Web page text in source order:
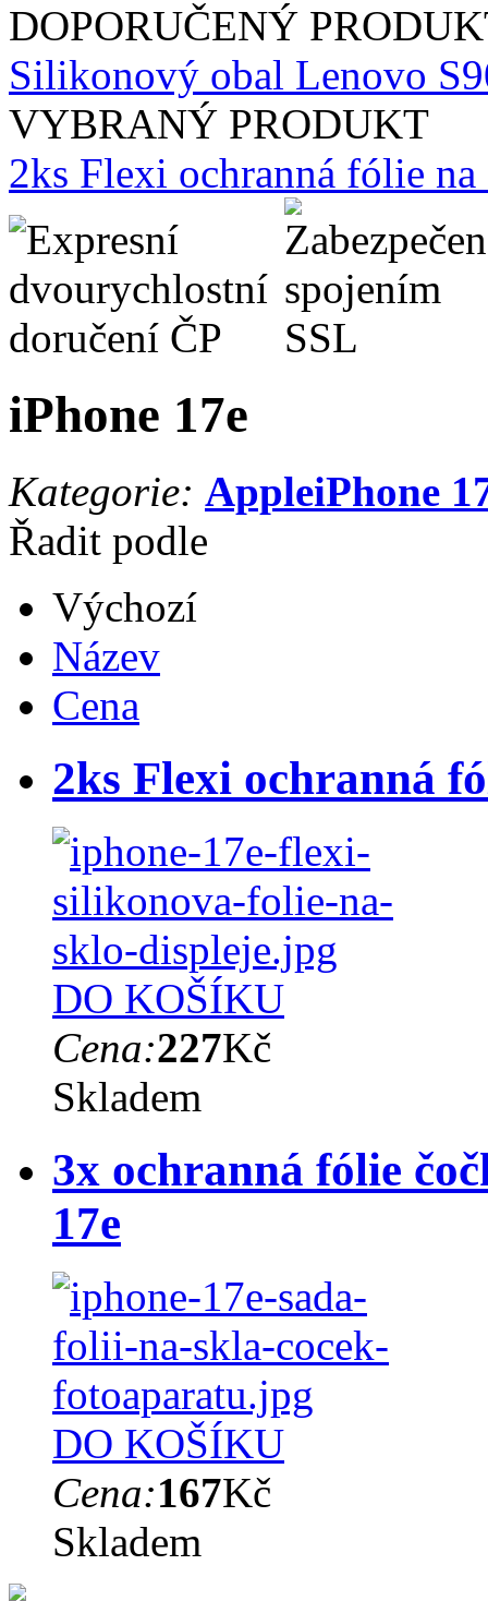
DOPORUČENÝ
Silikonový obal Lenovo
VYBRANÝ PRODUKT
2ks Flexi ochranná fólie
iPhone 17e
Kategorie: AppleiPhone
Řadit podle
Výchozí
Název
Cena
2ks Flexi ochranná
DO KOŠÍKU
Cena:227Kč
Skladem
3x ochranná fólie
17e
DO KOŠÍKU
Cena:167Kč
Skladem